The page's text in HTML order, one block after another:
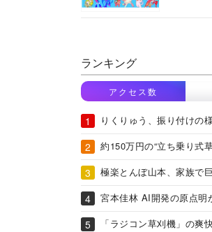
ランキング
アクセス数
りくりゅう、振り付けの
約150万円の“立ち乗り式
極楽とんぼ山本、家族で
宮本佳林 AI開発の原点明
「ラジコン草刈機」の爽